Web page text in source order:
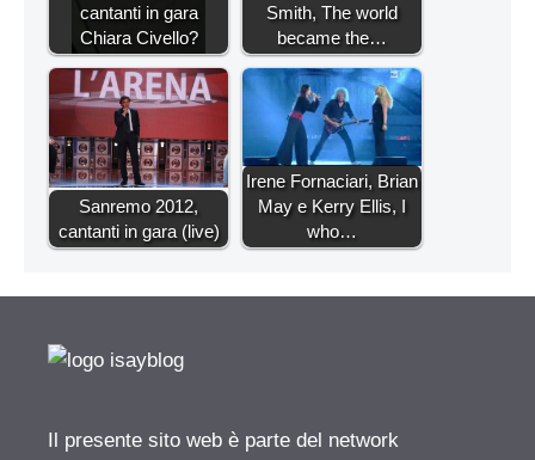
cantanti in gara
Chiara Civello?
Smith, The world
became the…
Sanremo 2012,
cantanti in gara (live)
Irene Fornaciari, Brian
May e Kerry Ellis, I
who…
Il presente sito web è parte del network